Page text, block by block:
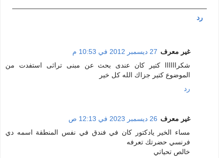
رد
غير معرف 27 ديسمبر 2012 في 10:53 م
شكراااااا كتير كان عندى بحث عن مبنى تراثى استفدت من
الموضوع كتير جزاك الله كل خير
رد
غير معرف 26 ديسمبر 2023 في 12:13 ص
مساء الخير يادكتور كان في فندق في نفس المنطقة اسمه دي
فرنسي حضرتك تعرفه
خالص تحياتي